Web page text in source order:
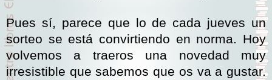
Pues sí, parece que lo de cada jueves un
sorteo se está convirtiendo en norma. Hoy
volvemos a traeros una novedad muy
irresistible que sabemos que os va a gustar.